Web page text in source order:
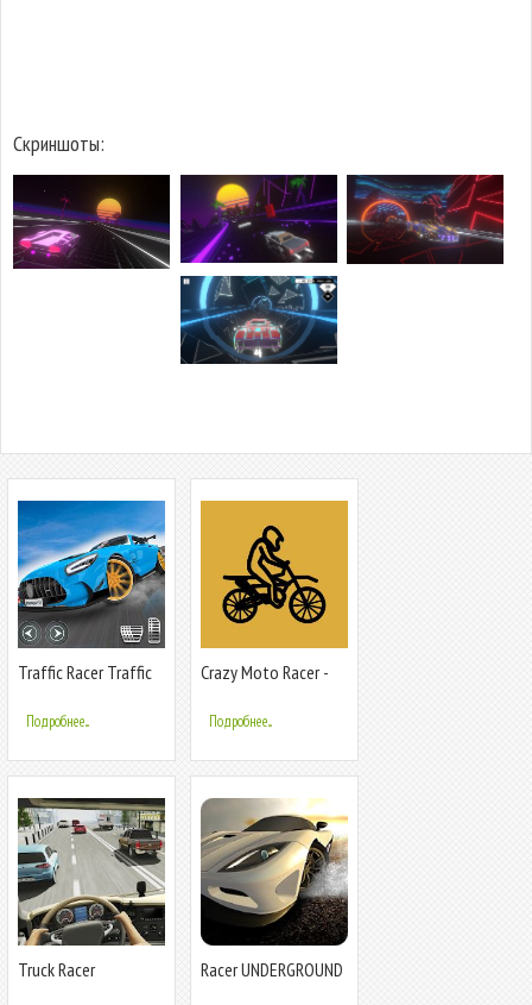
Скриншоты:
Traffic Racer Traffic
Подробнее...
Crazy Moto Racer -
Подробнее...
Truck Racer Racer UNDERGROUND